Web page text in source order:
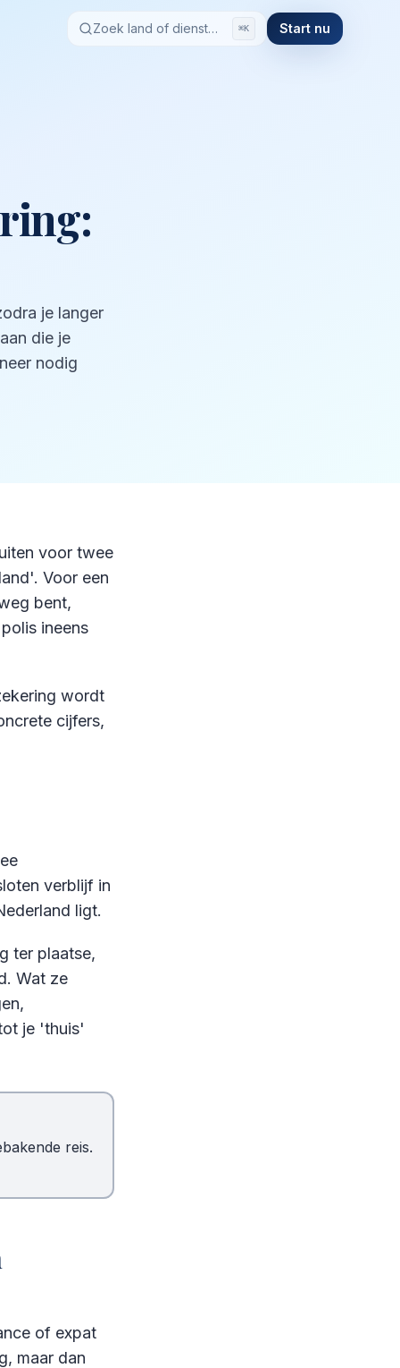
Zoek land of dienst… ⌘K Start nu
je langer
die je
nodig
voor twee
Voor een
bent,
ineens
wordt
cijfers,
verblijf in
ligt.
ter plaatse,
Wat ze
je 'thuis'
reis.
of expat
maar dan